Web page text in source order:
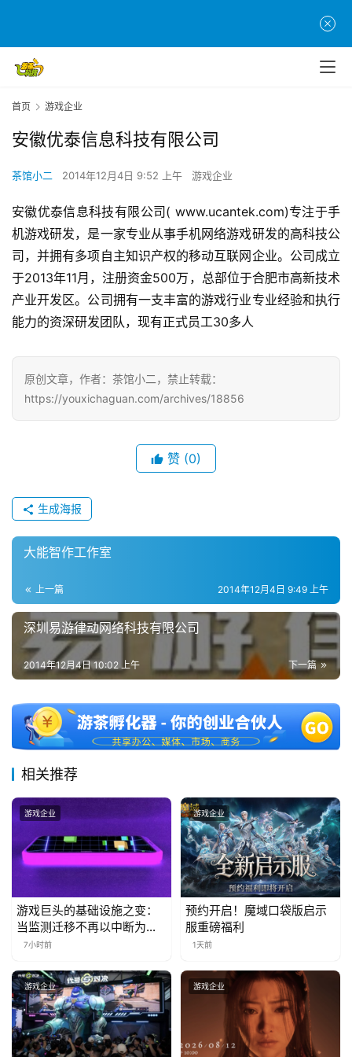
游
原
戏
业
界
手
机
戏
单
机
休
闲
游
戏
2
第
三
届
金
茶
7
3
0
日
游
茶
首页 游戏企业
安徽优泰信息科技有限公司
茶馆小二 2014年12月4日 9:52 上午 游戏企业
安徽优泰信息科技有限公司( www.ucantek.com)专注于手
机游戏研发，是一家专业从事手机网络游戏研发的高科技公
司，并拥有多项自主知识产权的移动互联网企业。公司成立
于2013年11月，注册资金500万，总部位于合肥市高新技术
产业开发区。公司拥有一支丰富的游戏行业专业经验和执行
能力的资深研发团队，现有正式员工30多人
原创文章，作者：茶馆小二，禁止转载：
https://youxichaguan.com/archives/18856
赞 (0)
生成海报
大能智作工作室
上一篇 2014年12月4日 9:49 上午
深圳易游律动网络科技有限公司
下一篇
2014年12月4日 10:02 上午
相关推荐
游戏企业
游戏巨头的基础设施之变：
当监测迁移不再以中断为代
价
7小时前
游戏企业
预约开启！魔域口袋版启示
服重磅福利
1天前
游戏企业 游戏企业